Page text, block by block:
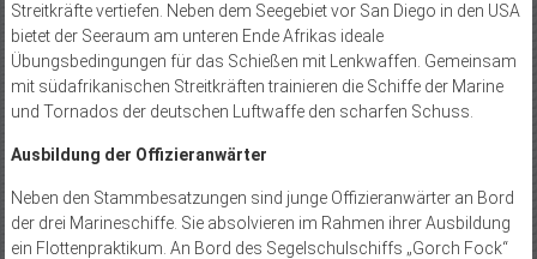
Streitkräfte vertiefen. Neben dem Seegebiet vor San Diego in den USA
bietet der Seeraum am unteren Ende Afrikas ideale
Übungsbedingungen für das Schießen mit Lenkwaffen. Gemeinsam
mit südafrikanischen Streitkräften trainieren die Schiffe der Marine
und Tornados der deutschen Luftwaffe den scharfen Schuss.
Ausbildung der Offizieranwärter
Neben den Stammbesatzungen sind junge Offizieranwärter an Bord
der drei Marineschiffe. Sie absolvieren im Rahmen ihrer Ausbildung
ein Flottenpraktikum. An Bord des Segelschulschiffs „Gorch Fock“